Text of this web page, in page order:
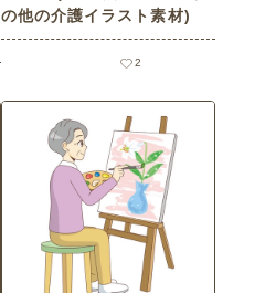
の他の介護イラスト素材)
2